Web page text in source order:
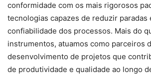
conformidade com os mais rigorosos
tecnologias capazes de reduzir paradas
confiabilidade dos processos. Mais do
instrumentos, atuamos como parceiros
desenvolvimento de projetos que
de produtividade e qualidade ao longo